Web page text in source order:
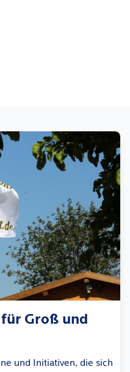
Groß und
und Initiativen, die sich